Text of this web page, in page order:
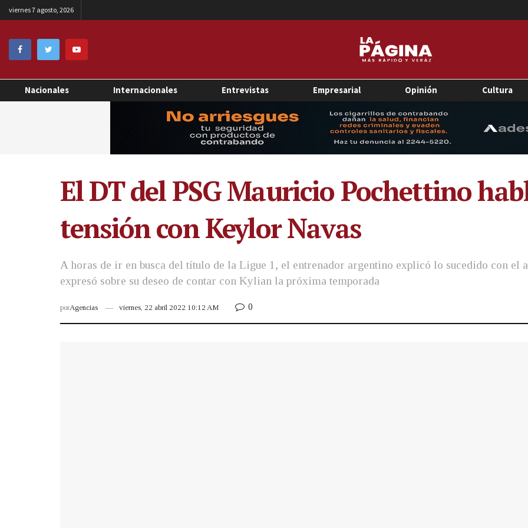
viernes 7 agosto, 2026
Nacionales Internacionales Entrevistas Empresarial Opinión Cultura
El DT del PSG Mauricio Pochettino
tensión con Keylor Navas
A horas de ir en busca del título de la Ligue 1, el entrenador argentino explicó lo sucedido con el
expresó sobre su deseo de contar con Kylian la próxima temporada
porAgencias viernes, 22 abril 2022 10:12 AM 0